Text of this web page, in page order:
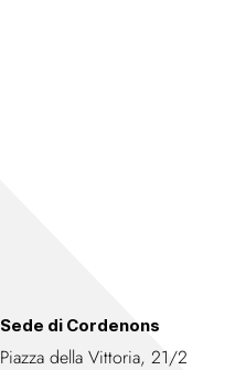
Sede di Cordenons
Piazza della Vittoria, 21/2